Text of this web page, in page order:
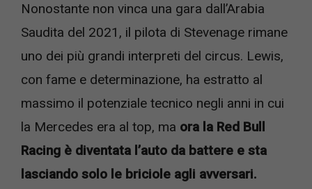
Nonostante non vinca una gara dall’Arabia
Saudita del 2021, il pilota di Stevenage rimane
uno dei più grandi interpreti del circus. Lewis,
con fame e determinazione, ha estratto al
massimo il potenziale tecnico negli anni in cui
la Mercedes era al top, ma ora la Red Bull
Racing è diventata l’auto da battere e sta
lasciando solo le briciole agli avversari.